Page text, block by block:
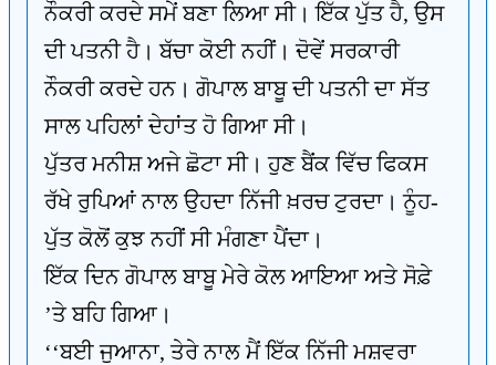
ਨੌਕਰੀ ਕਰਦੇ ਸਮੇਂ ਬਣਾ ਲਿਆ ਸੀ। ਇੱਕ ਪੁੱਤ ਹੈ, ਉਸ
ਦੀ ਪਤਨੀ ਹੈ। ਬੱਚਾ ਕੋਈ ਨਹੀਂ। ਦੋਵੇਂ ਸਰਕਾਰੀ
ਨੌਕਰੀ ਕਰਦੇ ਹਨ। ਗੋਪਾਲ ਬਾਬੂ ਦੀ ਪਤਨੀ ਦਾ ਸੱਤ
ਸਾਲ ਪਹਿਲਾਂ ਦੇਹਾਂਤ ਹੋ ਗਿਆ ਸੀ।
ਪੁੱਤਰ ਮਨੀਸ਼ ਅਜੇ ਛੋਟਾ ਸੀ। ਹੁਣ ਬੈਂਕ ਵਿੱਚ ਫਿਕਸ
ਰੱਖੇ ਰੁਪਿਆਂ ਨਾਲ ਉਹਦਾ ਨਿੱਜੀ ਖ਼ਰਚ ਟੁਰਦਾ। ਨੂੰਹ-
ਪੁੱਤ ਕੋਲੋਂ ਕੁਝ ਨਹੀਂ ਸੀ ਮੰਗਣਾ ਪੈਂਦਾ।
ਇੱਕ ਦਿਨ ਗੋਪਾਲ ਬਾਬੂ ਮੇਰੇ ਕੋਲ ਆਇਆ ਅਤੇ ਸੋਫ਼ੇ
’ਤੇ ਬਹਿ ਗਿਆ।
‘‘ਬਈ ਜੁਆਨਾ, ਤੇਰੇ ਨਾਲ ਮੈਂ ਇੱਕ ਨਿੱਜੀ ਮਸ਼ਵਰਾ